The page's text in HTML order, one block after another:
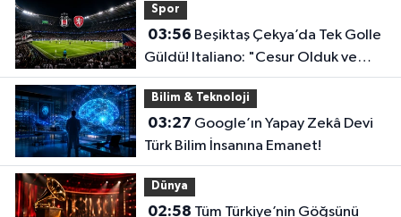
Spor
03:56
Güldü! Italiano: "Cesur Olduk ve
Karşılığını Aldık"
Bilim & Teknoloji
03:27
Türk Bilim İnsanına Emanet!
Dünya
02:58